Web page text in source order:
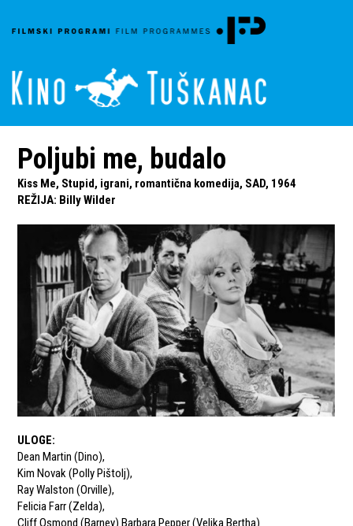
Poljubi me, budalo
Kiss Me, Stupid, igrani, romantična komedija, SAD, 1964
REŽIJA: Billy Wilder
ULOGE:
Dean Martin (Dino),
Kim Novak (Polly Pištolj),
Ray Walston (Orville),
Felicia Farr (Zelda),
Cliff Osmond (Barney) Barbara Pepper (Velika Bertha)